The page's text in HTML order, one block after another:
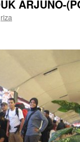
ARJUNO-
riza